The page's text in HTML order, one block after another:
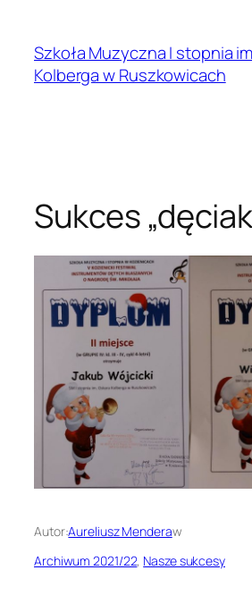
treściSzkoła Muzyczna I stopnia
Kolberga w Ruszkowicach
Sukces
Autor:Aureliusz Menderaw
Archiwum 2021/22, Nasze sukcesy